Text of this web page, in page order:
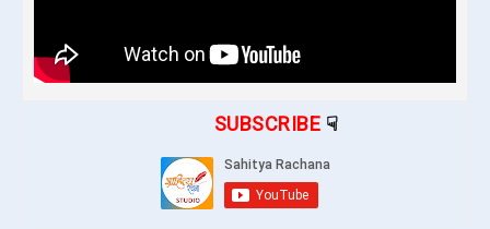
SUBSCRIBE☟